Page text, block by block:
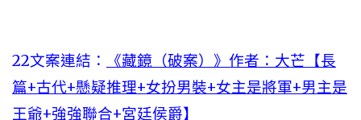
22文案連結：
《藏鏡（破案）》作者：大芒【長
篇+古代+懸疑推理+女扮男裝+女主是將軍+男主是
王爺+強強聯合+宮廷侯爵】